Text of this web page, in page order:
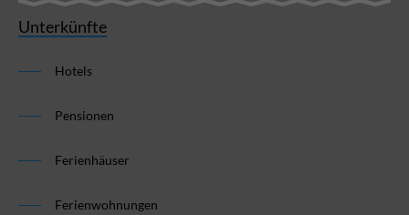
Unterkünfte
Hotels
Pensionen
Ferienhäuser
Ferienwohnungen